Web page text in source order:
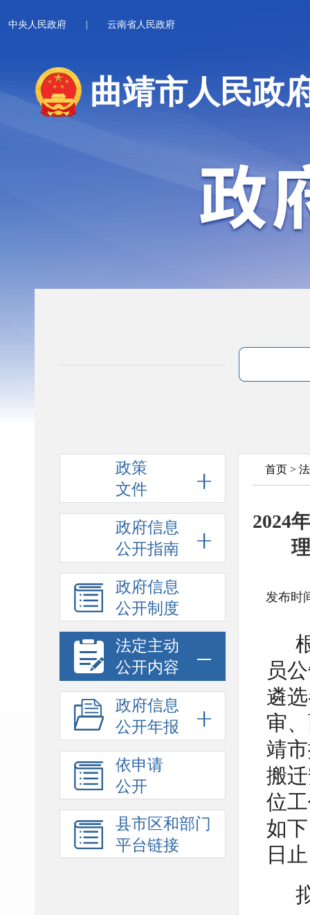
中央人民政府 云南省人民政府
曲靖市人民政
政策
文件
政府信息
公开指南
政府信息
公开制度
法定主动
公开内容
政府信息
公开年报
依申请
公开
县市区和部门
平台链接
首页 >
2024
发布时
员
遴
审
靖
搬
位
如
日